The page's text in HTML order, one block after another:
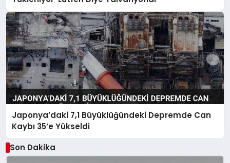
Japonya’daki 7,1 Büyüklüğündeki Depremde Can
Kaybı 35’e Yükseldi
Son Dakika